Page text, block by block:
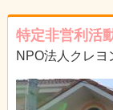
特定非営利活
NPO法人クレ